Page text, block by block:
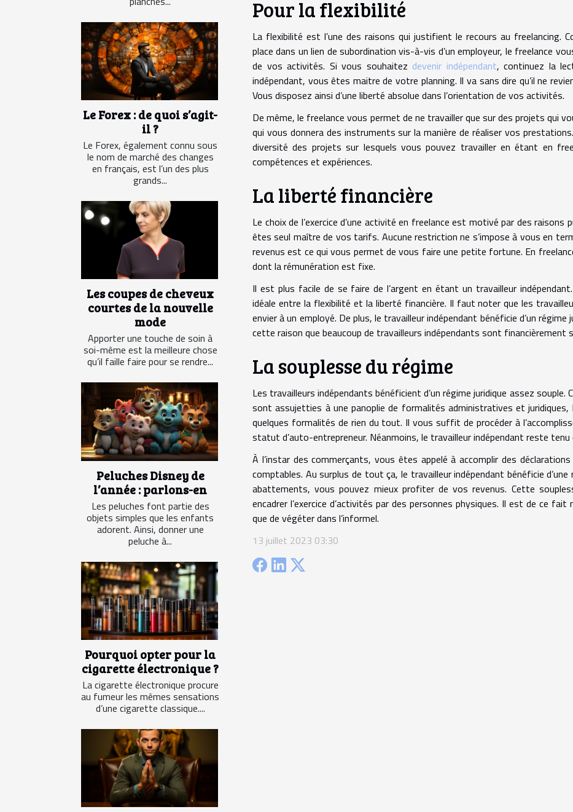
Le Forex : de quoi s’agit-
il ?
Le Forex, également connu sous
le nom de marché des changes
en français, est l’un des plus
grands...
Les coupes de cheveux
courtes de la nouvelle
mode
Apporter une touche de soin à
soi-même est la meilleure chose
qu’il faille faire pour se rendre...
Peluches Disney de
l’année : parlons-en
Les peluches font partie des
objets simples que les enfants
adorent. Ainsi, donner une
peluche à...
Pourquoi opter pour la
cigarette électronique ?
La cigarette électronique procure
au fumeur les mêmes sensations
d’une cigarette classique....
Pour la flexibilité
La flexibilité est l’une des raisons qui justifient le recours au freelancing.
place dans un lien de subordination vis-à-vis d’un employeur, le freelance
de vos activités. Si vous souhaitez devenir indépendant, continuez la
indépendant, vous êtes maitre de votre planning. Il va sans dire qu’il ne
Vous disposez ainsi d’une liberté absolue dans l’orientation de vos activités.
De même, le freelance vous permet de ne travailler que sur des projets qui
qui vous donnera des instruments sur la manière de réaliser vos
diversité des projets sur lesquels vous pouvez travailler en étant en
compétences et expériences.
La liberté financière
Le choix de l’exercice d’une activité en freelance est motivé par des
êtes seul maître de vos tarifs. Aucune restriction ne s’impose à vous en
revenus est ce qui vous permet de vous faire une petite fortune. En
dont la rémunération est fixe.
Il est plus facile de se faire de l’argent en étant un travailleur
idéale entre la flexibilité et la liberté financière. Il faut noter que les
envier à un employé. De plus, le travailleur indépendant bénéficie d’un régime
cette raison que beaucoup de travailleurs indépendants sont financièrement
La souplesse du régime
Les travailleurs indépendants bénéficient d’un régime juridique assez
sont assujetties à une panoplie de formalités administratives et
quelques formalités de rien du tout. Il vous suffit de procéder à
statut d’auto-entrepreneur. Néanmoins, le travailleur indépendant reste
À l’instar des commerçants, vous êtes appelé à accomplir des
comptables. Au surplus de tout ça, le travailleur indépendant bénéficie
abattements, vous pouvez mieux profiter de vos revenus. Cette
encadrer l’exercice d’activités par des personnes physiques. Il est de ce
que de végéter dans l’informel.
13 juillet 2023 03:30